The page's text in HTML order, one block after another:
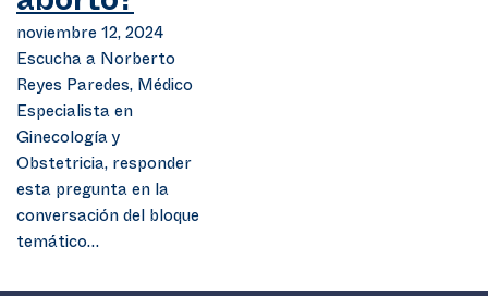
aborto?
noviembre 12, 2024
Escucha a Norberto
Reyes Paredes, Médico
Especialista en
Ginecología y
Obstetricia, responder
esta pregunta en la
conversación del bloque
temático…